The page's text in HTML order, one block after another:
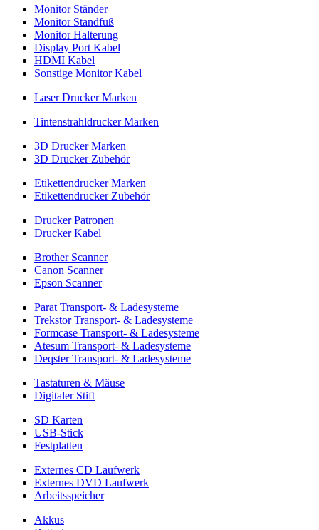
Monitor Ständer
Monitor Standfuß
Monitor Halterung
Display Port Kabel
HDMI Kabel
Sonstige Monitor Kabel
Laser Drucker Marken
Tintenstrahldrucker Marken
3D Drucker Marken
3D Drucker Zubehör
Etikettendrucker Marken
Etikettendrucker Zubehör
Drucker Patronen
Drucker Kabel
Brother Scanner
Canon Scanner
Epson Scanner
Parat Transport- & Ladesysteme
Trekstor Transport- & Ladesysteme
Formcase Transport- & Ladesysteme
Atesum Transport- & Ladesysteme
Deqster Transport- & Ladesysteme
Tastaturen & Mäuse
Digitaler Stift
SD Karten
USB-Stick
Festplatten
Externes CD Laufwerk
Externes DVD Laufwerk
Arbeitsspeicher
Akkus